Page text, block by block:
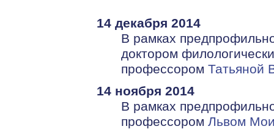
14 декабря 2014
В рамках
доктором
профессором Татьяной
14 ноября 2014
В рамках
профессором Львом